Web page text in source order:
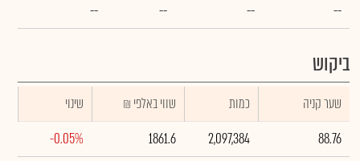
--
--
--
--
ביקוש
שער קניה כמות ₪ שווי באלפי
שינוי
88.76
2,097,384
1861.6
-0.05%